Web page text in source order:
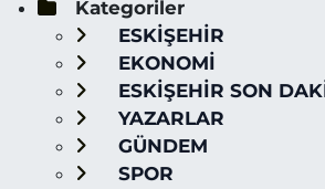
Kategoriler
ESKİŞEHİR
EKONOMİ
ESKİŞEHİR SON
YAZARLAR
GÜNDEM
SPOR